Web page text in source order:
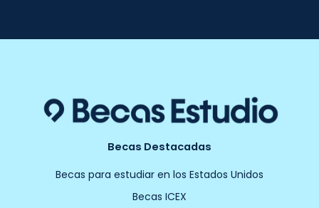
Becas Destacadas
Becas para estudiar en los Estados Unidos
Becas ICEX